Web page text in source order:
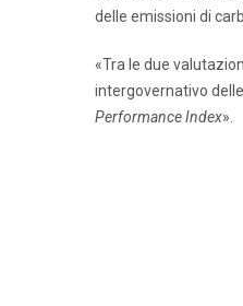
delle emissioni di
«Tra le due
intergovernativo
Performance Index».